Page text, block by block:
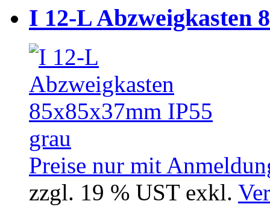
I 12-L Abzweigkasten
Preise nur mit
zzgl. 19 % UST exkl.